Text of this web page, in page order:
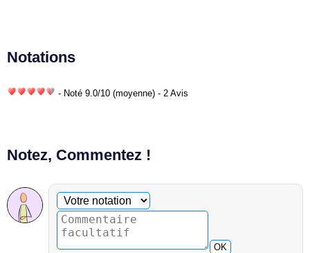
Notations
- Noté 9.0/10 (moyenne) - 2 Avis
Notez, Commentez !
Commentaire facultatif
Votre notation
OK